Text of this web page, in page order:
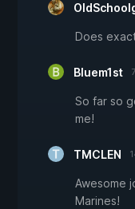
Does
Bluem1st
So far so
me!
TMCLEN
Awesome
Marines!